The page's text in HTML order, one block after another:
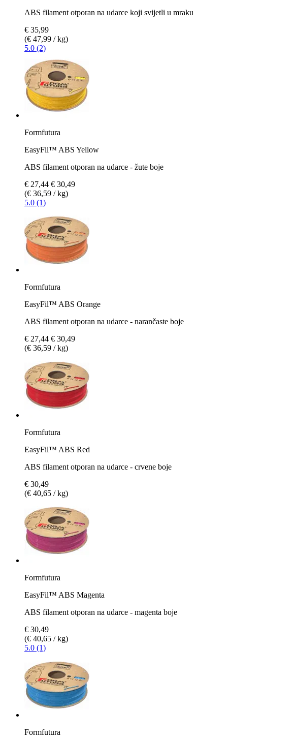
ABS filament otporan na udarce koji svijetli u mraku
€ 35,99
(€ 47,99 / kg)
5.0 (2)
Formfutura
EasyFil™ ABS Yellow
ABS filament otporan na udarce - žute boje
€ 27,44 € 30,49
(€ 36,59 / kg)
5.0 (1)
Formfutura
EasyFil™ ABS Orange
ABS filament otporan na udarce - narančaste boje
€ 27,44 € 30,49
(€ 36,59 / kg)
Formfutura
EasyFil™ ABS Red
ABS filament otporan na udarce - crvene boje
€ 30,49
(€ 40,65 / kg)
Formfutura
EasyFil™ ABS Magenta
ABS filament otporan na udarce - magenta boje
€ 30,49
(€ 40,65 / kg)
5.0 (1)
Formfutura